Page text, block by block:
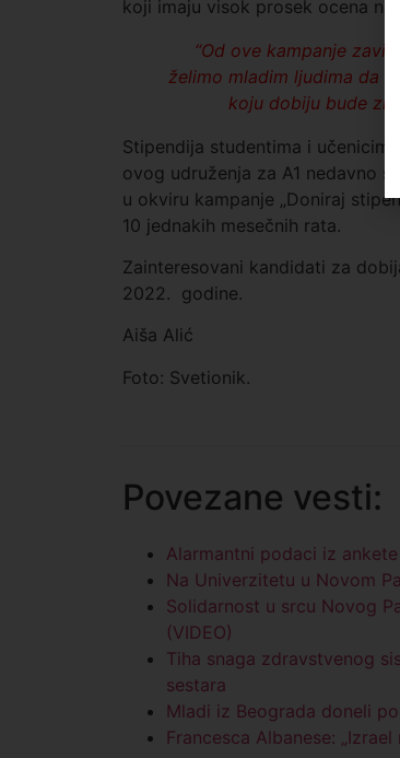
koji imaju visok prosek ocena na
“Od ove kampanje
želimo mladim ljudima da
koju dobiju bude
Stipendija studentima i
ovog udruženja za A1 nedavno
u okviru kampanje „Doniraj
10 jednakih mesečnih rata.
Zainteresovani kandidati za
2022. godine.
Aiša Alić
Foto: Svetionik.
Povezane vesti:
Alarmantni podaci iz
Na Univerzitetu u Novom
Solidarnost u srcu Novog
(VIDEO)
Tiha snaga zdravstvenog
sestara
Mladi iz Beograda doneli
Francesca Albanese: